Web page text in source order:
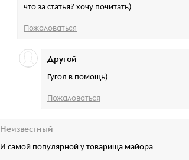
что за статья? хочу почитать)
Пожаловаться
Гугол в помощь)
Другой
Пожаловаться
И самой популярной у товарища майора
Неизвестный